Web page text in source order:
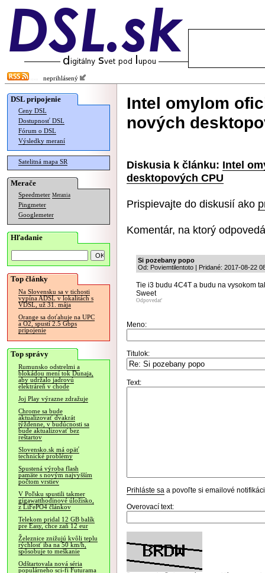
neprihlásený
DSL pripojenie
Ceny DSL
Dostupnosť DSL
Fórum o DSL
Výsledky meraní
Satelitná mapa SR
Merače
Speedmeter Merania
Pingmeter
Googlemeter
Hľadanie
Top články
Na Slovensku sa v tichosti
vypína ADSL v lokalitách s
VDSL, už 31. mája
Orange sa doťahuje na UPC
a O2, spustí 2.5 Gbps
pripojenie
Top správy
Rumunsko odstrelmi a
blokádou mení tok Dunaja,
aby udržalo jadrovú
elektráreň v chode
Joj Play výrazne zdražuje
Chrome sa bude
aktualizovať dvakrát
týždenne, v budúcnosti sa
bude aktualizovať bez
reštartov
Slovensko.sk má opäť
technické problémy
Spustená výroba flash
pamäte s novým najvyšším
počtom vrstiev
V Poľsku spustili takmer
gigawatthodinové úložisko,
z LiFePO4 článkov
Telekom pridal 12 GB balík
pre Easy, chce zaň 12 eur
Železnice znižujú kvôli teplu
rýchlosť iba na 50 km/h,
spôsobuje to meškanie
Odštartovala nová séria
populárneho sci-fi Futurama
Intel omylom
nových
Diskusia k článku: Intel
desktopových CPU
Prispievajte do diskusií ako
Komentár, na ktorý
Si pozebany popo
Od: Poviemtilentoto | Pridané: 2017-08-22
Tie i3 budu 4C4T a budu na vysokom
Sweet
Odpovedať
Meno:
Titulok:
Text:
Prihláste sa a povoľte si emailové
Overovací text: